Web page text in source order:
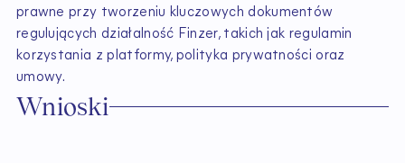
prawne przy tworzeniu kluczowych dokumentów
regulujących działalność Finzer, takich jak regulamin
korzystania z platformy, polityka prywatności oraz
umowy.
Wnioski